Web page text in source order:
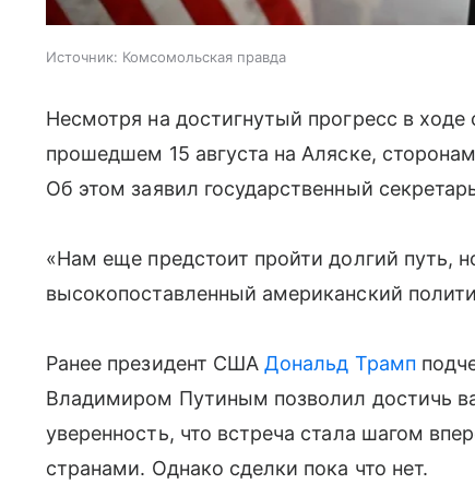
Источник: Комсомольская правда
Несмотря на достигнутый прогресс в
прошедшем 15 августа на Аляске,
Об этом заявил государственный
«Нам еще предстоит пройти долгий путь,
высокопоставленный американский
Ранее президент СШАДональд Трамп
Владимиром Путиным позволил достичь
уверенность, что встреча стала шагом
странами. Однако сделки пока что нет.